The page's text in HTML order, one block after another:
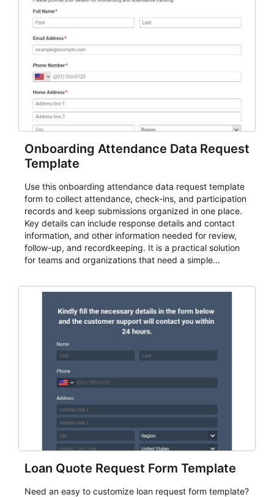
Onboarding Attendance Data Request
Template
Use this onboarding attendance data request template
form to collect attendance, check-ins, and participation
records and keep submissions organized in one place.
Key details can include response details and contact
information, and other information needed for review,
follow-up, and recordkeeping. It is a practical solution
for teams and organizations that need a simple
participation records.
Loan Quote Request Form Template
Need an easy to customize loan request form template?